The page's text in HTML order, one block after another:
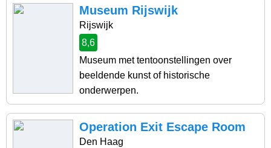
Museum Rijswijk
Rijswijk
8,6
Museum met tentoonstellingen over
beeldende kunst of historische
onderwerpen.
Operation Exit Escape Room
Den Haag